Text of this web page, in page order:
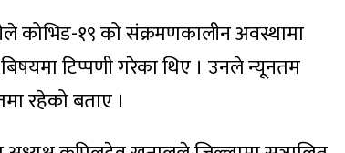
कोभिड-१९ को संक्रमणकालीन अवस्थामा
टिप्पणी गरेका थिए । उनले न्यूनतम
रहेको बताए ।